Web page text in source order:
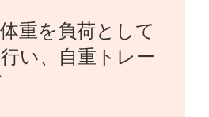
重を負荷として
い、自重トレー